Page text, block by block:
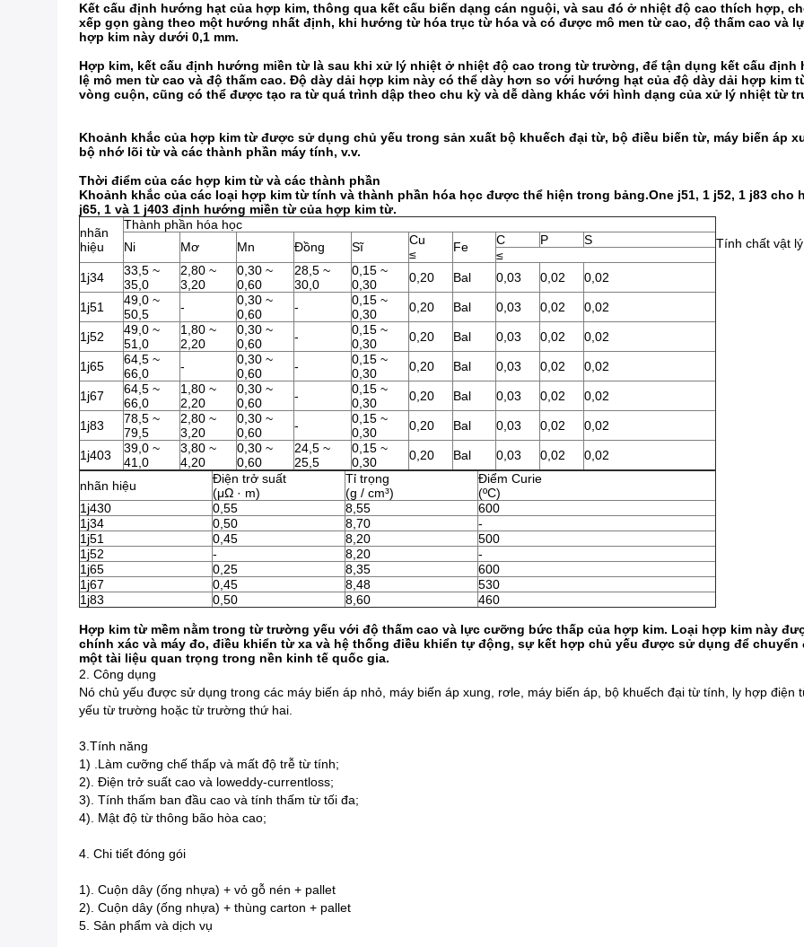
Kết cấu định hướng hạt của hợp kim, thông qua kết cấu biến dạng cán nguội, và sau đó ở nhiệt độ cao thích hợp,
xếp gọn gàng theo một hướng nhất định, khi hướng từ hóa trục từ hóa và có được mô men từ cao, độ thấm cao và
hợp kim này dưới 0,1 mm.
Hợp kim, kết cấu định hướng miền từ là sau khi xử lý nhiệt ở nhiệt độ cao trong từ trường, để tận dụng kết cấu
lệ mô men từ cao và độ thấm cao. Độ dày dải hợp kim này có thể dày hơn so với hướng hạt của độ dày dải hợp
vòng cuộn, cũng có thể được tạo ra từ quá trình dập theo chu kỳ và dễ dàng khác với hình dạng của xử lý nhiệt từ
Khoảnh khắc của hợp kim từ được sử dụng chủ yếu trong sản xuất bộ khuếch đại từ, bộ điều biến từ, máy biến áp
bộ nhớ lõi từ và các thành phần máy tính, v.v.
Thời điểm của các hợp kim từ và các thành phần
Khoảnh khắc của các loại hợp kim từ tính và thành phần hóa học được thể hiện trong bảng.One j51, 1 j52, 1 j83
j65, 1 và 1 j403 định hướng miền từ của hợp kim từ.
nhãn
hiệu
Thành phần hóa học
Ni
Mơ Mn Đồng Sĩ
Cu
≤
Fe C P
S
≤
1j34
33,5 ~
35,0
2,80 ~
3,20
0,30 ~
0,60
28,5 ~
30,0
0,15 ~
0,30
0,20 Bal 0,03 0,02 0,02
1j51
49,0 ~
50,5
-
0,30 ~
0,60
-
0,15 ~
0,30
0,20 Bal 0,03 0,02 0,02
1j52
49,0 ~
51,0
1,80 ~
2,20
0,30 ~
0,60
-
0,15 ~
0,30
0,20 Bal 0,03 0,02 0,02
1j65
64,5 ~
66,0
-
0,30 ~
0,60
-
0,15 ~
0,30
0,20 Bal 0,03 0,02 0,02
1j67
64,5 ~
66,0
1,80 ~
2,20
0,30 ~
0,60
-
0,15 ~
0,30
0,20 Bal 0,03 0,02 0,02
1j83
78,5 ~
79,5
2,80 ~
3,20
0,30 ~
0,60
-
0,15 ~
0,30
0,20 Bal 0,03 0,02 0,02
1j403
39,0 ~
41,0
3,80 ~
4,20
0,30 ~
0,60
24,5 ~
25,5
0,15 ~
0,30
0,20 Bal 0,03 0,02 0,02
Tính chất vật lý
nhãn hiệu
Điện trở suất
(μΩ · m)
Tỉ trọng
(g / cm³)
Điểm Curie
(ºC)
1j430
0,55 8,55
600
1j34
0,50 8,70
-
1j51
0,45 8,20
500
1j52
- 8,20
-
1j65
0,25 8,35
600
1j67
0,45 8,48
530
1j83
0,50 8,60 460
Hợp kim từ mềm nằm trong từ trường yếu với độ thấm cao và lực cưỡng bức thấp của hợp kim. Loại hợp kim này
chính xác và máy đo, điều khiển từ xa và hệ thống điều khiển tự động, sự kết hợp chủ yếu được sử dụng để
một tài liệu quan trọng trong nền kinh tế quốc gia.
2. Công dụng
Nó chủ yếu được sử dụng trong các máy biến áp nhỏ, máy biến áp xung, rơle, máy biến áp, bộ khuếch đại từ tính, ly hợp
yếu từ trường hoặc từ trường thứ hai.
3.Tính năng
1) .Làm cưỡng chế thấp và mất độ trễ từ tính;
2). Điện trở suất cao và loweddy-currentloss;
3). Tính thấm ban đầu cao và tính thấm từ tối đa;
4). Mật độ từ thông bão hòa cao;
4. Chi tiết đóng gói
1). Cuộn dây (ống nhựa) + vỏ gỗ nén + pallet
2). Cuộn dây (ống nhựa) + thùng carton + pallet
5. Sản phẩm và dịch vụ